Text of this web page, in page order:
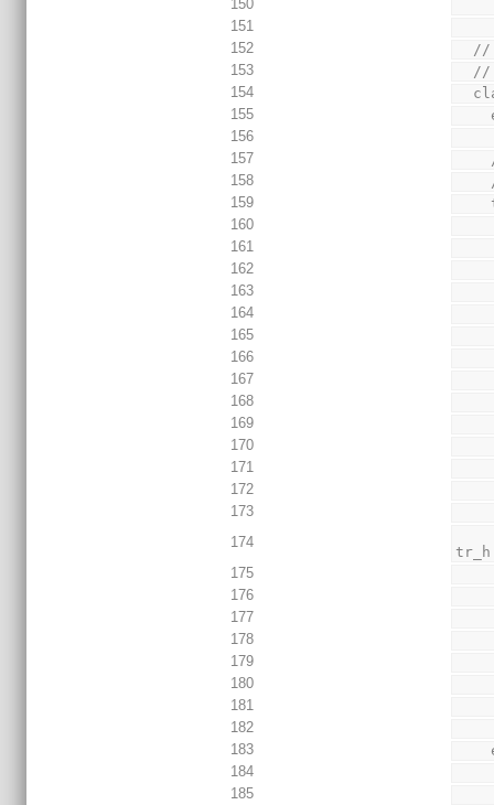
150
151
152
153
  //
154
155
156
157
158
159
160
161
162
163
164
165
166
167
168
169
170
171
172
173
174
175
176
177
178
179
180
181
182
183
184
185